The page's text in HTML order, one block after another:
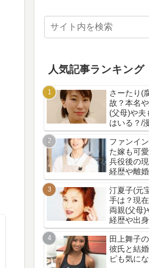
人気記事ランキング
さーたり(
故？本名
(父母)や夫
はいる？/
ファンイ
た嫁も可
兵役後の
経歴や離
汀夏子(元
手は？現
両親(父母)
経歴や出
田上舞子
彼氏と結
ピも気に